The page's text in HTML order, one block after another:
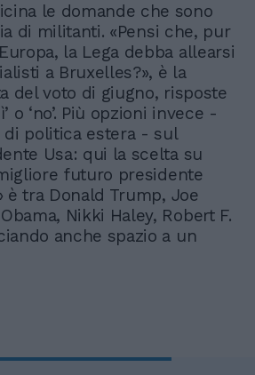
le domande che sono
di militanti. «Pensi che, pur
la Lega debba allearsi
a Bruxelles?», è la
del voto di giugno, risposte
o ‘no’. Più opzioni invece -
politica estera - sul
Usa: qui la scelta su
futuro presidente
è tra Donald Trump, Joe
Nikki Haley, Robert F.
anche spazio a un